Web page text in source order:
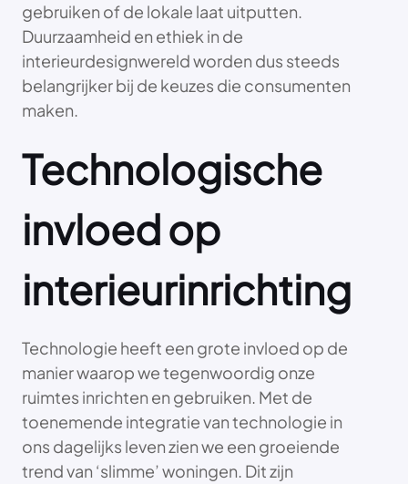
gebruiken of de lokale laat uitputten.
Duurzaamheid en ethiek in de
interieurdesignwereld worden dus steeds
belangrijker bij de keuzes die consumenten
maken.
Technologische
invloed op
interieurinrichting
Technologie heeft een grote invloed op de
manier waarop we tegenwoordig onze
ruimtes inrichten en gebruiken. Met de
toenemende integratie van technologie in
ons dagelijks leven zien we een groeiende
trend van ‘slimme’ woningen. Dit zijn